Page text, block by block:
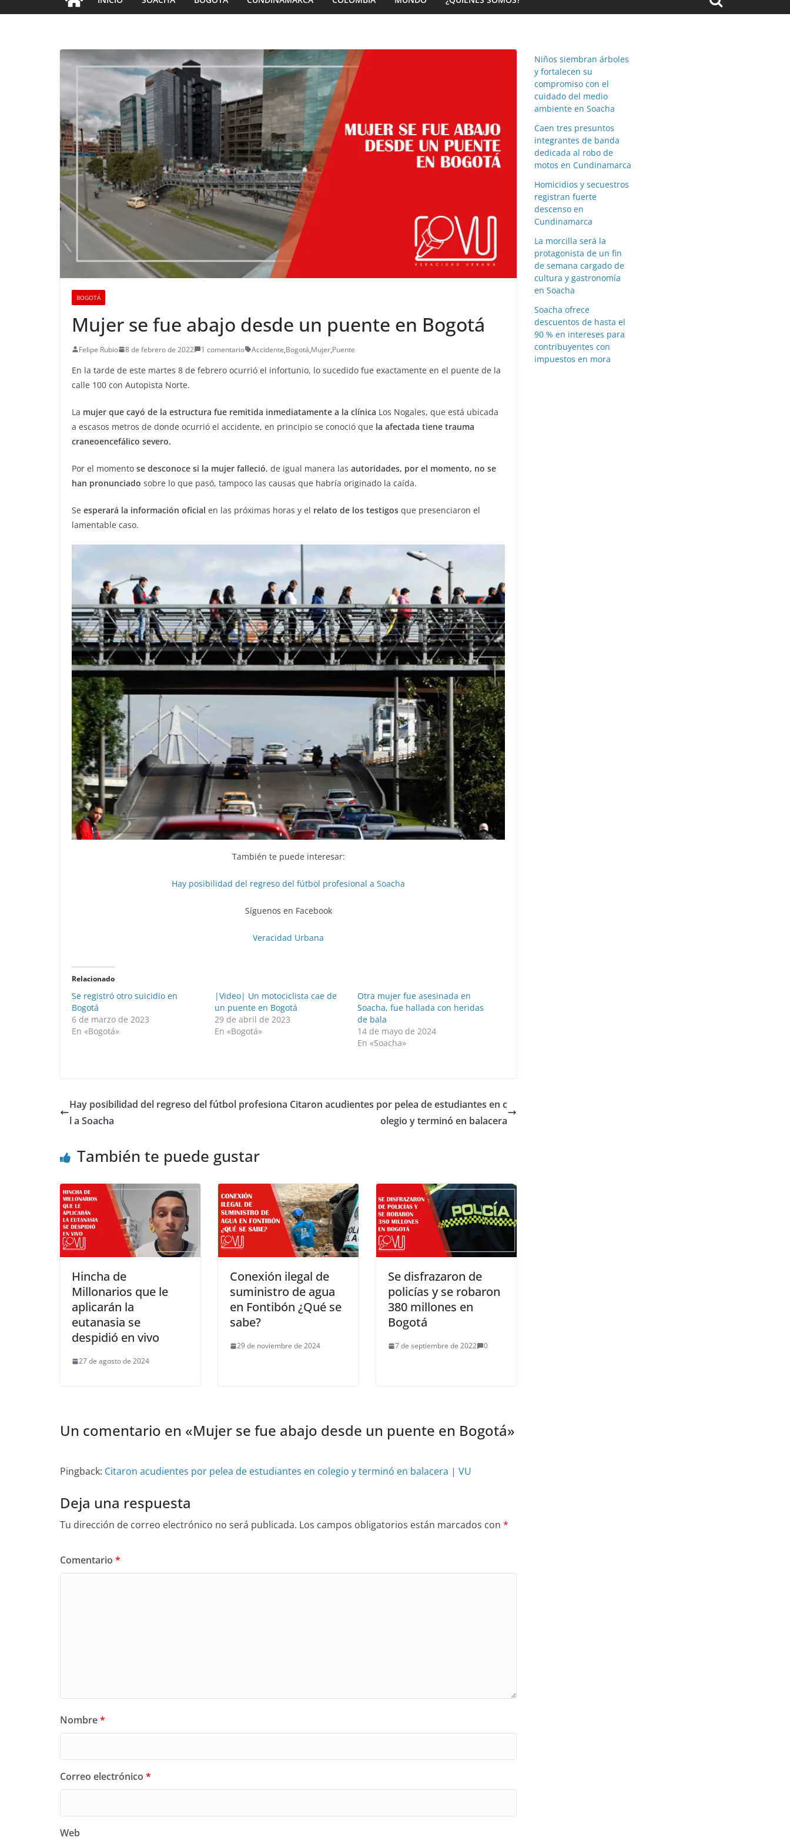
BOGOTÁ
Mujer se fue abajo desde un puente en Bogotá
Felipe Rubio 8 de febrero de 2022 1 comentario Accidente,Bogotá,Mujer,Puente
En la tarde de este martes 8 de febrero ocurrió el infortunio, lo sucedido fue exactamente en el puente de la
calle 100 con Autopista Norte.
La mujer que cayó de la estructura fue remitida inmediatamente a la clínica Los Nogales, que está ubicada
a escasos metros de donde ocurrió el accidente, en principio se conoció que la afectada tiene trauma
craneoencefálico severo.
Por el momento se desconoce si la mujer falleció, de igual manera las autoridades, por el momento, no se
han pronunciado sobre lo que pasó, tampoco las causas que habría originado la caída.
Se esperará la información oficial en las próximas horas y el relato de los testigos que presenciaron el
lamentable caso.
También te puede interesar:
Hay posibilidad del regreso del fútbol profesional a Soacha
Síguenos en Facebook
Veracidad Urbana
Relacionado
Se registró otro suicidio en
Bogotá
6 de marzo de 2023
En «Bogotá»
|Video| Un motociclista cae de
un puente en Bogotá
29 de abril de 2023
En «Bogotá»
Otra mujer fue asesinada en
Soacha, fue hallada con heridas
de bala
14 de mayo de 2024
En «Soacha»
Hay posibilidad del regreso del fútbol profesiona
l a Soacha
Citaron acudientes por pelea de estudiantes en c
olegio y terminó en balacera
También te puede gustar
Hincha de
Millonarios que le
aplicarán la
eutanasia se
despidió en vivo
27 de agosto de 2024
Conexión ilegal de
suministro de agua
en Fontibón ¿Qué se
sabe?
29 de noviembre de 2024
Se disfrazaron de
policías y se robaron
380 millones en
Bogotá
7 de septiembre de 2022 0
Un comentario en «Mujer se fue abajo desde un puente en Bogotá»
Pingback: Citaron acudientes por pelea de estudiantes en colegio y terminó en balacera | VU
Deja una respuesta
Tu dirección de correo electrónico no será publicada. Los campos obligatorios están marcados con *
Comentario *
Nombre*
Correo electrónico *
Web
Niños siembran árboles
y fortalecen su
compromiso con el
cuidado del medio
ambiente en Soacha
Caen tres presuntos
integrantes de banda
dedicada al robo de
motos en Cundinamarca
Homicidios y secuestros
registran fuerte
descenso en
Cundinamarca
La morcilla será la
protagonista de un fin
de semana cargado de
cultura y gastronomía
en Soacha
Soacha ofrece
descuentos de hasta el
90 % en intereses para
contribuyentes con
impuestos en mora